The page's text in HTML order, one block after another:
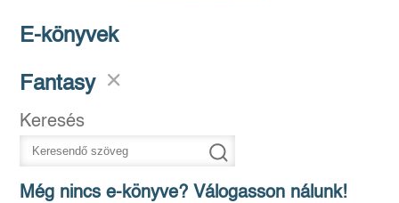
E-könyvek
Fantasy
Keresés
Még nincs e-könyve? Válogasson nálunk!